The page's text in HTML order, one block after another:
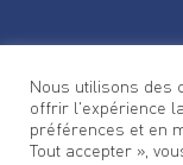
Nous utilisons des
offrir l'expérience
préférences et en
Tout accepter »,